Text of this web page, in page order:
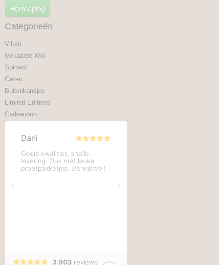
Herroeping
Categorieën
Vilten
Gekaarde Wol
Spinwol
Garen
Buitenkansjes
Limited Editions
Cadeaubon